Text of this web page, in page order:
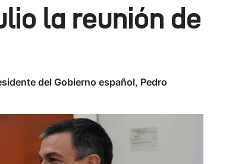
Lo último
la reunión de
del Gobierno español, Pedro